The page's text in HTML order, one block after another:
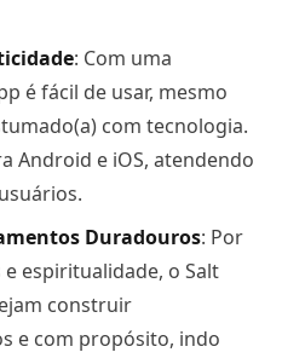
: Com uma
é fácil de usar, mesmo
com tecnologia.
Android e iOS, atendendo
Duradouros: Por
espiritualidade, o Salt
construir
e com propósito, indo